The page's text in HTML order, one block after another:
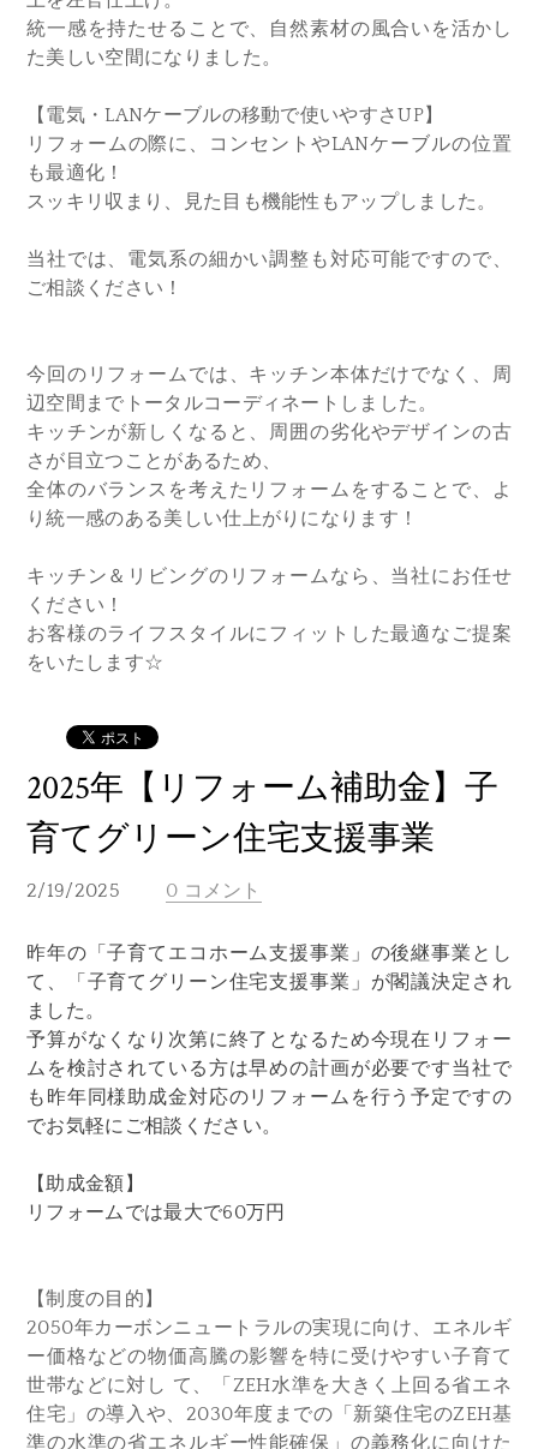
統一感を持たせることで、自然素材の風合いを活かし
た美しい空間になりました。
【電気・LANケーブルの移動で使いやすさUP】
リフォームの際に、コンセントやLANケーブルの位置
も最適化！
スッキリ収まり、見た目も機能性もアップしました。
当社では、電気系の細かい調整も対応可能ですので、
ご相談ください！
今回のリフォームでは、キッチン本体だけでなく、周
辺空間までトータルコーディネートしました。
キッチンが新しくなると、周囲の劣化やデザインの古
さが目立つことがあるため、
全体のバランスを考えたリフォームをすることで、よ
り統一感のある美しい仕上がりになります！
キッチン＆リビングのリフォームなら、当社にお任せ
ください！
お客様のライフスタイルにフィットした最適なご提案
をいたします☆
2025年【リフォーム補助金】子
育てグリーン住宅支援事業
2/19/2025 0 コメント
昨年の「子育てエコホーム支援事業」の後継事業とし
て、「子育てグリーン住宅支援事業」が閣議決定され
ました。
予算がなくなり次第に終了となるため今現在リフォー
ムを検討されている方は早めの計画が必要です当社で
も昨年同様助成金対応のリフォームを行う予定ですの
でお気軽にご相談ください。
【助成金額】
リフォームでは最大で60万円
【制度の目的】
2050年カーボンニュートラルの実現に向け、エネルギ
ー価格などの物価高騰の影響を特に受けやすい子育て
世帯などに対し て、「ZEH水準を大きく上回る省エネ
住宅」の導入や、2030年度までの「新築住宅のZEH基
準の水準の省エネルギー性能確保」の義務化に向けた